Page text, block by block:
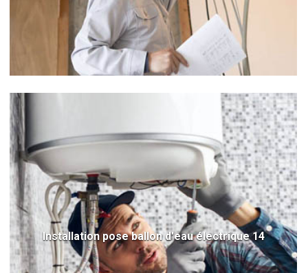
Installation pose ballon d'eau électrique 14